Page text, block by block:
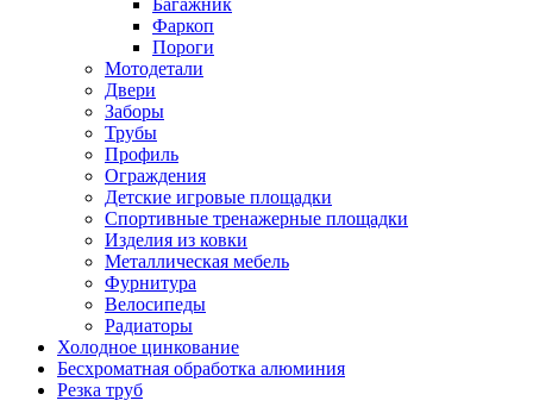
Фаркоп
Пороги
Мотодетали
Двери
Заборы
Трубы
Профиль
Ограждения
Детские игровые площадки
Спортивные тренажерные площадки
Изделия из ковки
Металлическая мебель
Фурнитура
Велосипеды
Радиаторы
Холодное цинкование
Бесхроматная обработка алюминия
Резка труб